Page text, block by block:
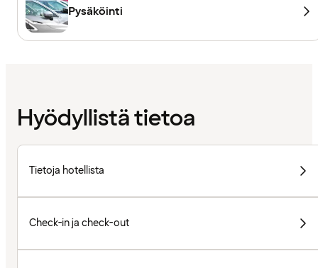
Pysäköinti
Hyödyllistä tietoa
Tietoja hotellista
Check-in ja check-out